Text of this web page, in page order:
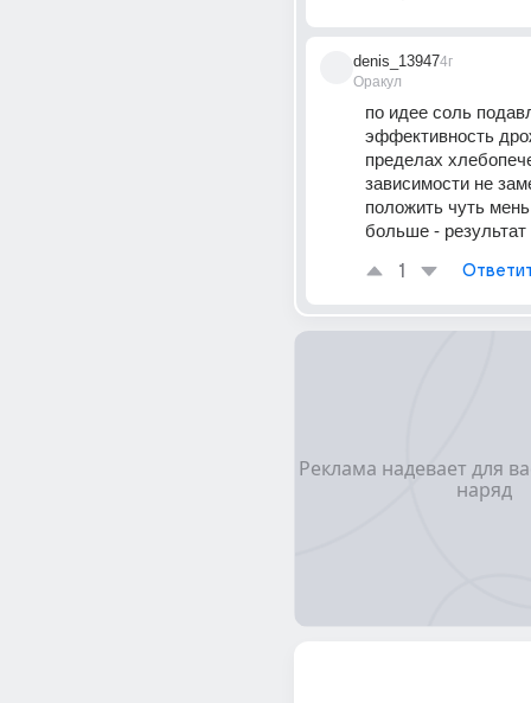
denis_13947
Оракул
4г
по идее соль
эффективность
пределах
зависимости не
положить чуть
больше - результат
1